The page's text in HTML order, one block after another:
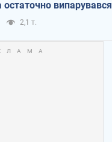
випарувався
2,1 т.